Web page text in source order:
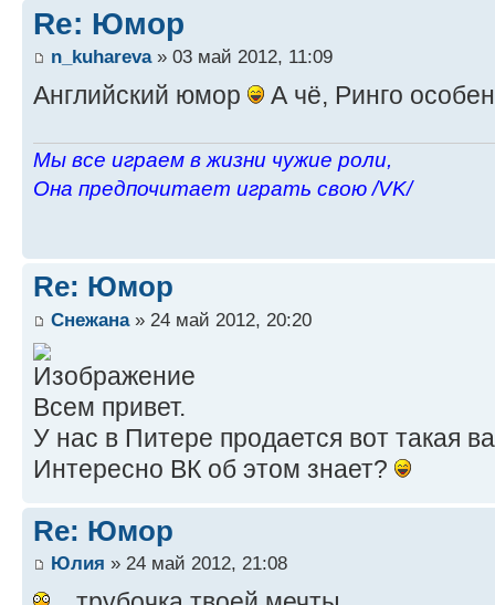
Re: Юмор
n_kuhareva» 03 май 2012, 11:09
Английский юмор А чё, Ринго
Мы все играем в жизни чужие роли,
Она предпочитает играть свою /VK/
Re: Юмор
Снежана» 24 май 2012, 20:20
Всем привет.
У нас в Питере продается вот такая
Интересно ВК об этом знает?
Re: Юмор
Юлия » 24 май 2012, 21:08